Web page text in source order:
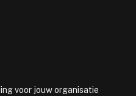
voor jouw organisatie